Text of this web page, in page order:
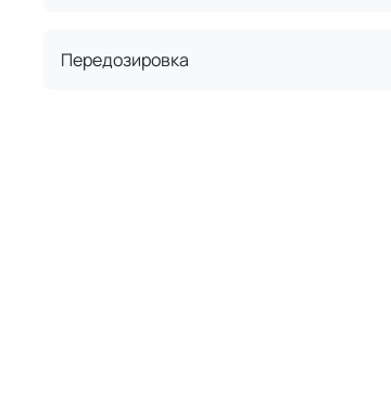
Передозировка